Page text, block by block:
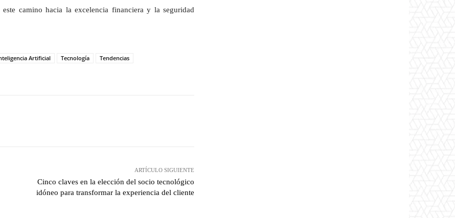
camino hacia la excelencia financiera y la seguridad
Artificial Tecnología
Tendencias
ARTÍCULO SIGUIENTE
Cinco claves en la elección del socio tecnológico
idóneo para transformar la experiencia del cliente